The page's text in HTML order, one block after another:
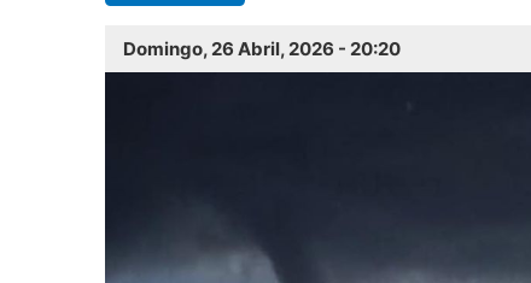
Domingo, 26 Abril, 2026 - 20:20